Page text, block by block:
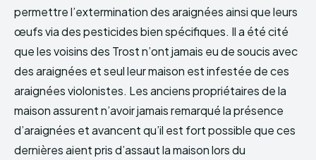
permettre l’extermination des araignées ainsi que leurs
œufs via des pesticides bien spécifiques. Il a été cité
que les voisins des Trost n’ont jamais eu de soucis avec
des araignées et seul leur maison est infestée de ces
araignées violonistes. Les anciens propriétaires de la
maison assurent n’avoir jamais remarqué la présence
d’araignées et avancent qu’il est fort possible que ces
dernières aient pris d’assaut la maison lors du